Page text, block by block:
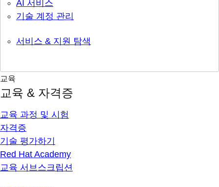
AI 서비스
기술 계정 관리
서비스 & 지원 탐색
교육
교육 & 자격증
교육 과정 및 시험
자격증
기술 평가하기
Red Hat Academy
교육 서브스크립션